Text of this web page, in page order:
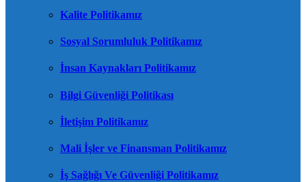
Kalite Politikamız
Sosyal Sorumluluk Politikamız
İnsan Kaynakları Politikamız
Bilgi Güvenliği Politikası
İletişim Politikamız
Mali İşler ve Finansman Politikamız
İş Sağlığı Ve Güvenliği Politikamız